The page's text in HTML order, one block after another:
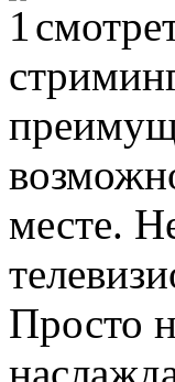
месте.
Просто